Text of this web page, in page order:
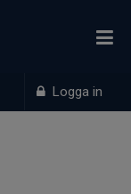
Logga in